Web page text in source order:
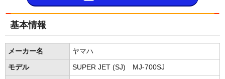
基本情報
メーカー名 ヤマハ
モデル SUPER JET (SJ) MJ-700SJ